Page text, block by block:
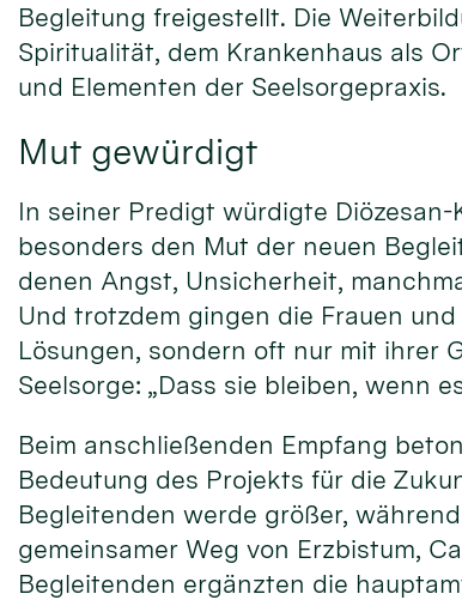
Begleitung freigestellt. Die
Spiritualität, dem Krankenhaus als
und Elementen der Seelsorgepraxis.
Mut gewürdigt
In seiner Predigt würdigte
besonders den Mut der neuen
denen Angst, Unsicherheit,
Und trotzdem gingen die Frauen
Lösungen, sondern oft nur mit ihrer
Seelsorge: „Dass sie bleiben, wenn
Beim anschließenden Empfang
Bedeutung des Projekts für die
Begleitenden werde größer,
gemeinsamer Weg von Erzbistum,
Begleitenden ergänzten die